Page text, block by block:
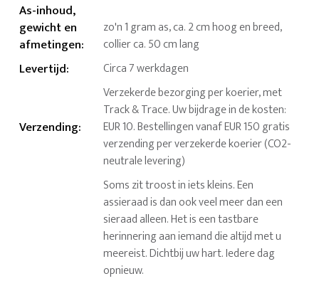
As-inhoud,
gewicht en
afmetingen:
zo'n 1 gram as, ca. 2 cm hoog en breed,
collier ca. 50 cm lang
Levertijd: Circa 7 werkdagen
Verzending:
Verzekerde bezorging per koerier, met
Track & Trace. Uw bijdrage in de kosten:
EUR 10. Bestellingen vanaf EUR 150 gratis
verzending per verzekerde koerier (CO2-
neutrale levering)
Soms zit troost in iets kleins. Een
assieraad is dan ook veel meer dan een
sieraad alleen. Het is een tastbare
herinnering aan iemand die altijd met u
meereist. Dichtbij uw hart. Iedere dag
opnieuw.